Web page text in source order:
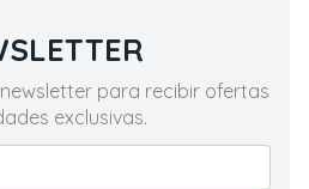
para recibir ofertas
exclusivas.